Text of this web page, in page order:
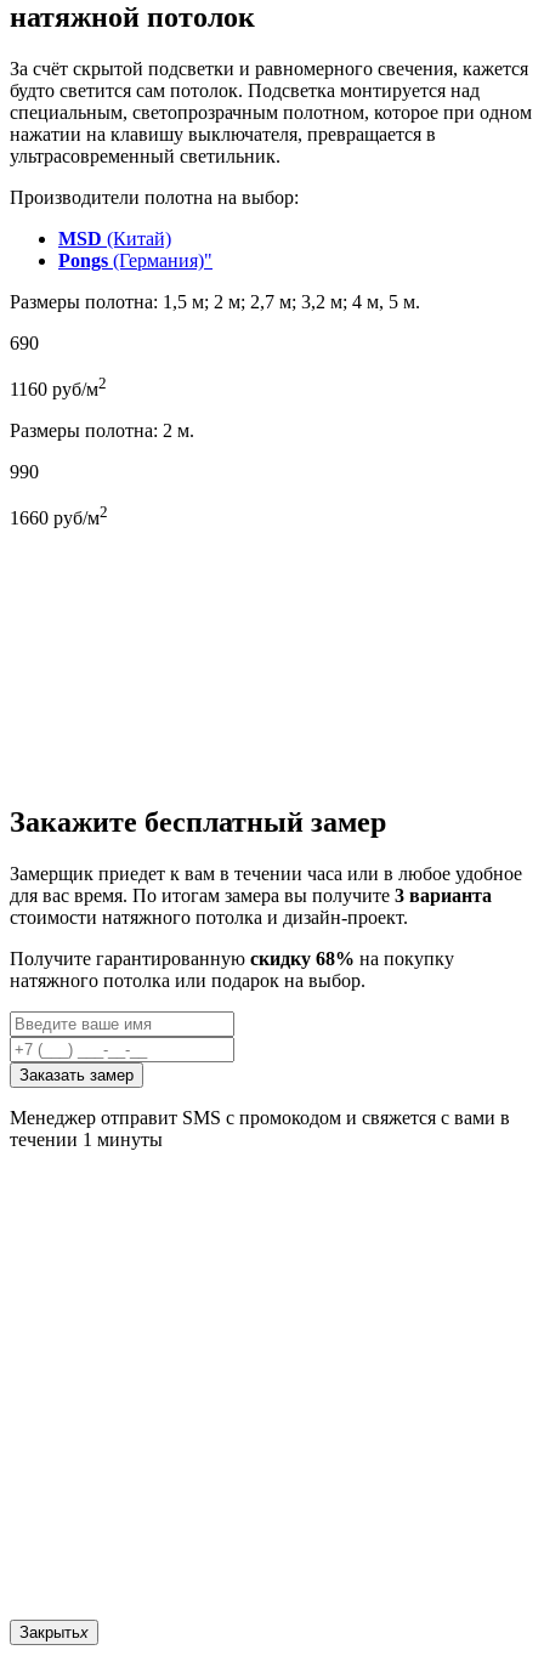
натяжной потолок
За счёт скрытой подсветки и равномерного свечения, кажется
будто светится сам потолок. Подсветка монтируется над
специальным, светопрозрачным полотном, которое при одном
нажатии на клавишу выключателя, превращается в
ультрасовременный светильник.
Производители полотна на выбор:
MSD (Китай)
Pongs (Германия)"
Размеры полотна: 1,5 м; 2 м; 2,7 м; 3,2 м; 4 м, 5 м.
690
1160 руб/м2
Размеры полотна: 2 м.
990
1660 руб/м2
Закажите бесплатный замер
Замерщик приедет к вам в течении часа или в любое удобное
для вас время. По итогам замера вы получите 3 варианта
стоимости натяжного потолка и дизайн-проект.
Получите гарантированную скидку 68% на покупку
натяжного потолка или подарок на выбор.
Заказать замер
Менеджер отправит SMS с промокодом и свяжется с вами в
течении 1 минуты
Закрытьx